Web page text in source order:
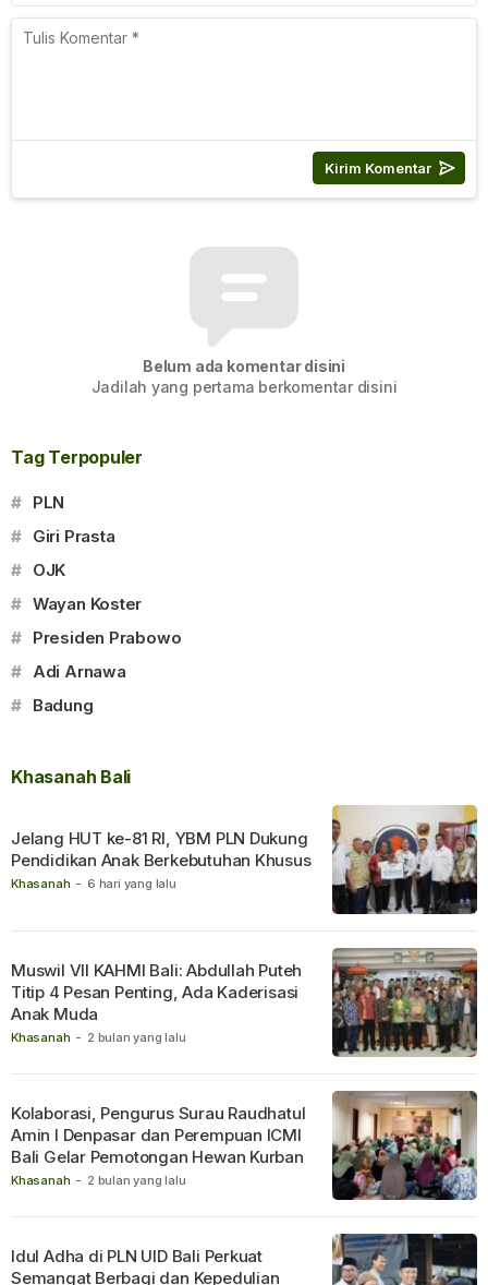
Belum ada komentar disini
Jadilah yang pertama berkomentar disini
Tag Terpopuler
# PLN
# Giri Prasta
# OJK
# Wayan Koster
# Presiden Prabowo
# Adi Arnawa
# Badung
Khasanah Bali
Khasanah - 6 hari yang lalu
Jelang HUT ke-81 RI, YBM PLN Dukung
Pendidikan Anak Berkebutuhan Khusus
Khasanah - 2 bulan yang lalu
Muswil VII KAHMI Bali: Abdullah Puteh
Titip 4 Pesan Penting, Ada Kaderisasi
Anak Muda
Khasanah - 2 bulan yang lalu
Kolaborasi, Pengurus Surau Raudhatul
Amin I Denpasar dan Perempuan ICMI
Bali Gelar Pemotongan Hewan Kurban
Idul Adha di PLN UID Bali Perkuat
Semangat Berbagi dan Kepedulian